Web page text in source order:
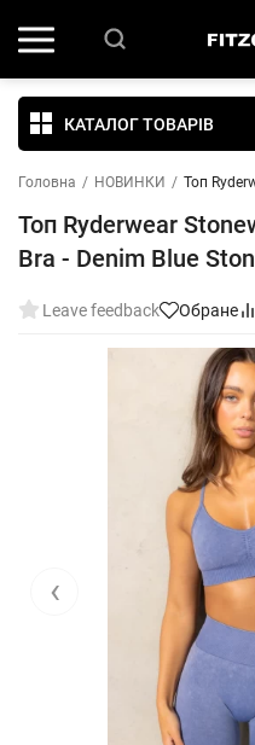
КАТАЛОГ ТОВАРІВ
Головна / НОВИНКИ / Топ
Топ Ryderwear
Bra - Denim Blue
Leave feedback Обране
‹